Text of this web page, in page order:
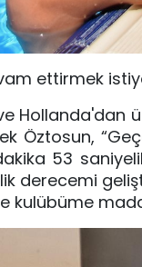
ettirmek
Hollanda'dan
Öztosun,
53
derecemi
kulübüme